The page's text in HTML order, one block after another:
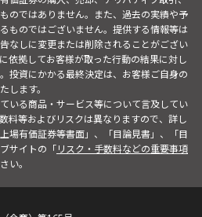
のではありません。また、過去の実績や予
ものではございません。提供する情報等は
なしに変更または削除されることがござい
依拠してお客様が取った行動の結果に対し
投資にかかる最終決定は、お客様ご自身の
します。
いる商品・サービス等について言及してい
料等およびリスクは異なりますので、詳し
場有価証券等書面」、「目論見書」、「目
サイトの「リスク・手数料などの重要事項
い。